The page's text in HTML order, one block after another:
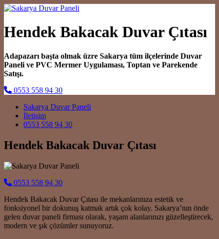
Hendek Bakacak Duvar Çıtası
Adapazarı başta olmak üzre Sakarya tüm ilçelerinde Duvar
Paneli ve PVC Mermer Uygulaması, Toptan ve Parekende
Satışı.
0553 558 94 30
Main Navigation
Sakarya Duvar Paneli
İletişim
0553 558 94 30
Hendek Bakacak Duvar Çıtası
0553 558 94 30
Hendek Bakacak Duvar Çıtası ile mekanlarınıza estetik ve
fonksiyonel bir dokunuş katmak artık çok kolay. Sakarya’nın önde
gelen duvar paneli firması olarak, yaşam alanlarınızı güzelleştirecek,
modern ve şık çözümler sunuyoruz.